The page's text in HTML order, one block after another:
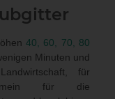
40, 60, 70, 80
Minuten und
für
für die